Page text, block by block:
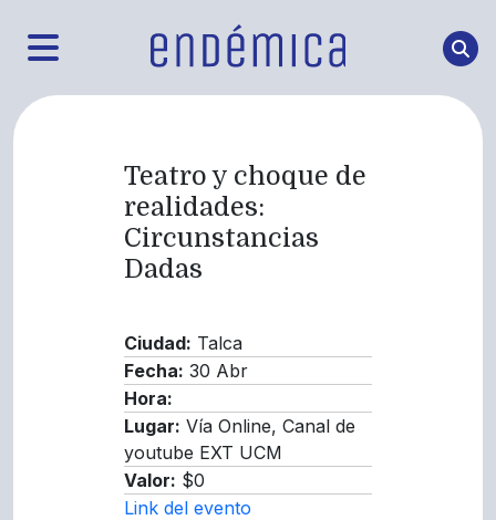
Teatro y choque de
realidades:
Circunstancias
Dadas
Ciudad: Talca
Fecha: 30 Abr
Hora:
Lugar: Vía Online, Canal de
youtube EXT UCM
Valor: $0
Link del evento